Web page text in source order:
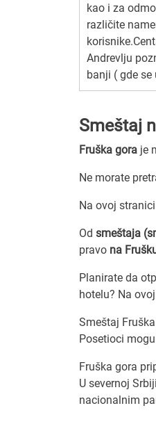
kao i za
različite
Andrevlju
banji ( gde se
Smeštaj
Fruška gora je
Ne morate
Na ovoj
Od smeštaja
pravo na
Planirate da
hotelu? Na
Smeštaj
Posetioci
Fruška gora
U severnoj
nacionalnim